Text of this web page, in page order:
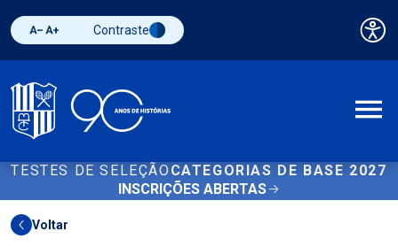
Diminuir fonte
Aumentar fonteAlternar contraste
Contraste
TESTES DE SELEÇÃO CATEGORIAS DE BASE 2027
INSCRIÇÕES ABERTAS
Voltar